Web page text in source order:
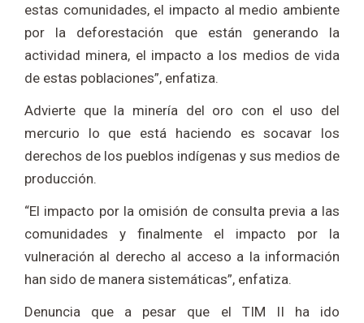
estas comunidades, el impacto al medio ambiente
por la deforestación que están generando la
actividad minera, el impacto a los medios de vida
de estas poblaciones”, enfatiza.
Advierte que la minería del oro con el uso del
mercurio lo que está haciendo es socavar los
derechos de los pueblos indígenas y sus medios de
producción.
“El impacto por la omisión de consulta previa a las
comunidades y finalmente el impacto por la
vulneración al derecho al acceso a la información
han sido de manera sistemáticas”, enfatiza.
Denuncia que a pesar que el TIM II ha ido